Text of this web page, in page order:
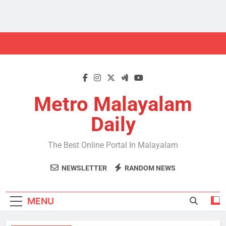
Metro Malayalam
Daily
The Best Online Portal In Malayalam
NEWSLETTER RANDOM NEWS
MENU